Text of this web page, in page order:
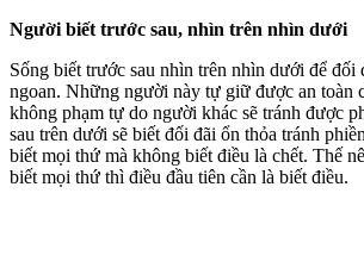
Người biết trước sau, nhìn trên nhìn dưới
Sống biết trước sau nhìn trên nhìn dưới để đối
ngoan. Những người này tự giữ được an toàn
không phạm tự do người khác sẽ tránh được
sau trên dưới sẽ biết đối đãi ổn thỏa tránh
biết mọi thứ mà không biết điều là chết. Thế
biết mọi thứ thì điều đầu tiên cần là biết điều.